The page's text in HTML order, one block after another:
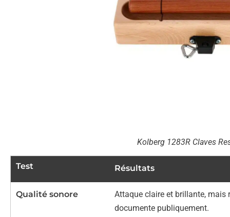
Kolberg 1283R Claves
Test Résultats
Qualité sonore
Attaque claire et brillante, mais
documente publiquement.